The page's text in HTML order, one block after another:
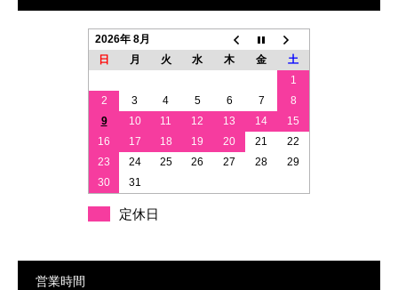
2026年 8月
日
月 火 水 木 金
土
1
2
3 4 5 6 7
8
9
10 11 12 13 14
15
16
17 18 19 20 21
22
23
24 25 26 27 28
29
30
31
定休日
営業時間